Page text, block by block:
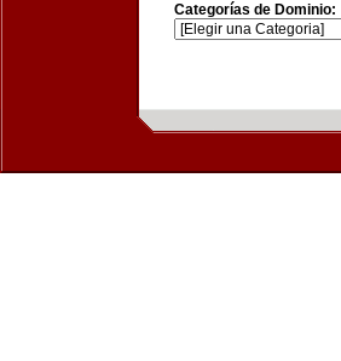
Categorías de Dominio: